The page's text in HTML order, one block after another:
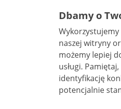
Dbamy o
naszej witryny
możemy lepiej
usługi. Pamiętaj, że informacje przechowywane w plikach cookie mogą pozwalać na
identyfikację
potencjalnie